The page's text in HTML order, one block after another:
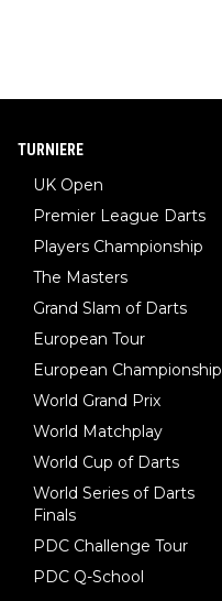
TURNIERE
UK Open
Premier League Darts
Players Championship
The Masters
Grand Slam of Darts
European Tour
European Championship
World Grand Prix
World Matchplay
World Cup of Darts
World Series of Darts
Finals
PDC Challenge Tour
PDC Q-School